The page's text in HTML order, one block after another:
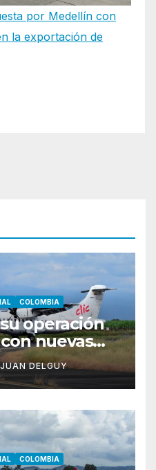
por Medellín con
la exportación de
COLOMBIA
operación
nuevas
y Tolú
JUAN DELGUY
COLOMBIA